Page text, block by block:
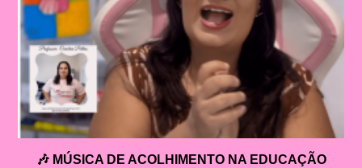
🎶 MÚSICA DE ACOLHIMENTO NA EDUCAÇÃO